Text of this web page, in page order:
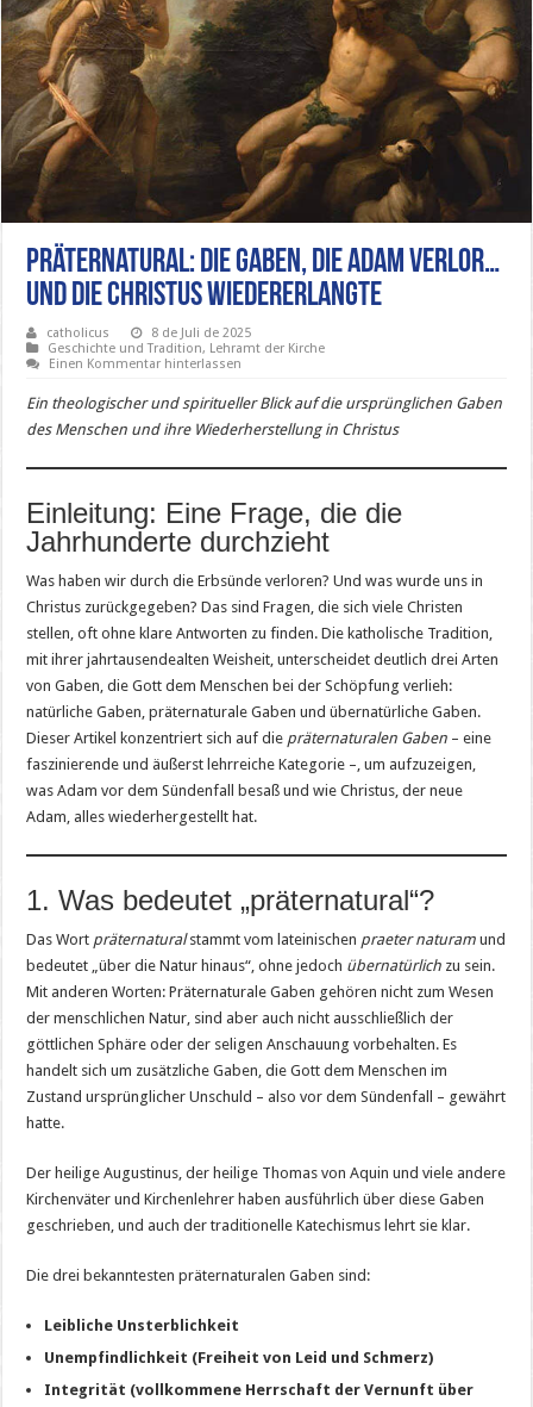
Präternatural: Die Gaben, die Adam verlor…
und die Christus wiedererlangte
catholicus
8 de Juli de 2025
Geschichte und Tradition, Lehramt der Kirche
Einen Kommentar hinterlassen
Ein theologischer und spiritueller Blick auf die ursprünglichen Gaben
des Menschen und ihre Wiederherstellung in Christus
Einleitung: Eine Frage, die die
Jahrhunderte durchzieht
Was haben wir durch die Erbsünde verloren? Und was wurde uns in
Christus zurückgegeben? Das sind Fragen, die sich viele Christen
stellen, oft ohne klare Antworten zu finden. Die katholische Tradition,
mit ihrer jahrtausendealten Weisheit, unterscheidet deutlich drei Arten
von Gaben, die Gott dem Menschen bei der Schöpfung verlieh:
natürliche Gaben, präternaturale Gaben und übernatürliche Gaben.
Dieser Artikel konzentriert sich auf die präternaturalen Gaben – eine
faszinierende und äußerst lehrreiche Kategorie –, um aufzuzeigen,
was Adam vor dem Sündenfall besaß und wie Christus, der neue
Adam, alles wiederhergestellt hat.
1. Was bedeutet „präternatural“?
Das Wort präternaturalstammt vom lateinischen praeter naturam und
bedeutet „über die Natur hinaus“, ohne jedoch übernatürlich zu sein.
Mit anderen Worten: Präternaturale Gaben gehören nicht zum Wesen
der menschlichen Natur, sind aber auch nicht ausschließlich der
göttlichen Sphäre oder der seligen Anschauung vorbehalten. Es
handelt sich um zusätzliche Gaben, die Gott dem Menschen im
Zustand ursprünglicher Unschuld – also vor dem Sündenfall – gewährt
hatte.
Der heilige Augustinus, der heilige Thomas von Aquin und viele andere
Kirchenväter und Kirchenlehrer haben ausführlich über diese Gaben
geschrieben, und auch der traditionelle Katechismus lehrt sie klar.
Die drei bekanntesten präternaturalen Gaben sind:
Leibliche Unsterblichkeit
Unempfindlichkeit (Freiheit von Leid und Schmerz)
Integrität (vollkommene Herrschaft der Vernunft über